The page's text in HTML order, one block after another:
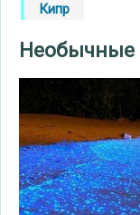
Кипр
Необычные